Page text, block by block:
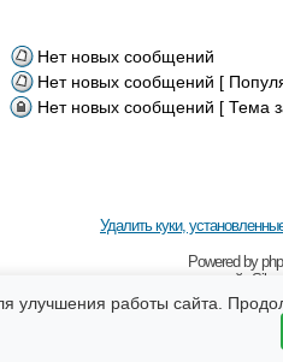
Нет новых сообщений
Нет новых сообщений [
Нет новых сообщений [ Тема
Удалить куки,
Powered by
при наличии гиперссылки на сайт
за сообщения, оставляемые
работы сайта.